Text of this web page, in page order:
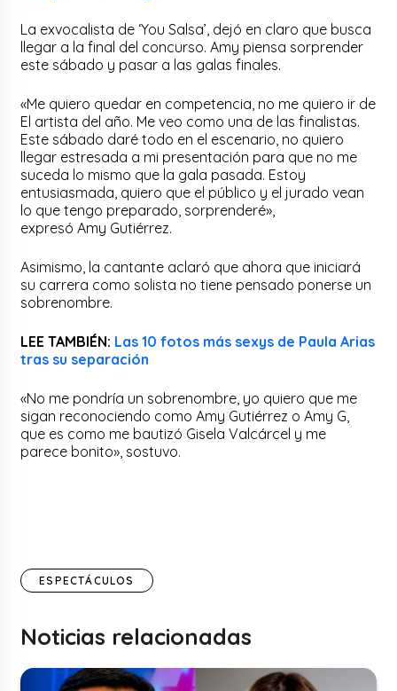
La exvocalista de ‘You Salsa’, dejó en claro que busca
llegar a la final del concurso.Amy piensa sorprender
este sábado y pasar a las galas finales.
«Me quiero quedar en competencia, no me quiero ir de
El artista del año. Me veo como una de las finalistas.
Este sábado daré todo en el escenario, no quiero
llegar estresada a mi presentación para que no me
suceda lo mismo que la gala pasada. Estoy
entusiasmada, quiero que el público y el jurado vean
lo que tengo preparado, sorprenderé»,
expresóAmy Gutiérrez.
Asimismo, la cantante aclaró que ahora que iniciará
su carrera como solista no tiene pensado ponerse un
sobrenombre.
LEE TAMBIÉN: Las 10 fotos más sexys de Paula Arias
tras su separación
«No me pondría un sobrenombre, yo quiero que me
sigan reconociendo comoAmy Gutiérrez oAmy G,
que es como me bautizó Gisela Valcárcel y me
parece bonito», sostuvo.
ESPECTÁCULOS
Noticias relacionadas